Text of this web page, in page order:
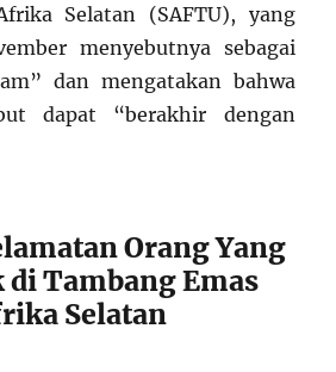
Selatan (SAFTU), yang
menyebutnya sebagai
dan mengatakan bahwa
dapat “berakhir dengan
Orang Yang
Tambang Emas
Selatan